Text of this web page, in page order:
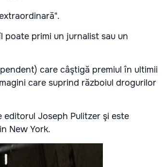
poate primi un jurnalist sau un
care câştigă premiul în ultimii
care suprind războiul drogurilor
editorul Joseph Pulitzer şi este
New York.